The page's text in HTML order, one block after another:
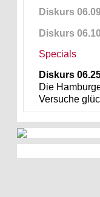
Diskurs
Diskurs 06.10
Specials
Diskurs
Die
Versuche